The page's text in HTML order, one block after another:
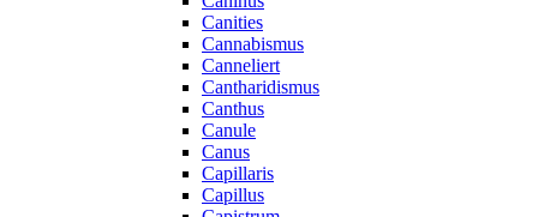
Canities
Cannabismus
Canneliert
Cantharidismus
Canthus
Canule
Canus
Capillaris
Capillus